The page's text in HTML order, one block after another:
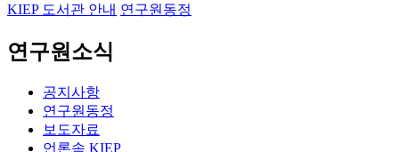
KIEP 도서관 안내 연구원동정
연구원소식
공지사항
연구원동정
보도자료
언론속 KIEP